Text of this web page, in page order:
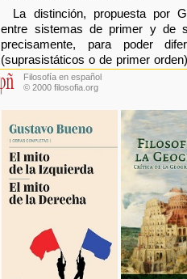
La distinción, propuesta por
entre sistemas de primer y de
precisamente, para poder
(suprasistáticos o de primer
Filosofía en español
© 2000 filosofia.org